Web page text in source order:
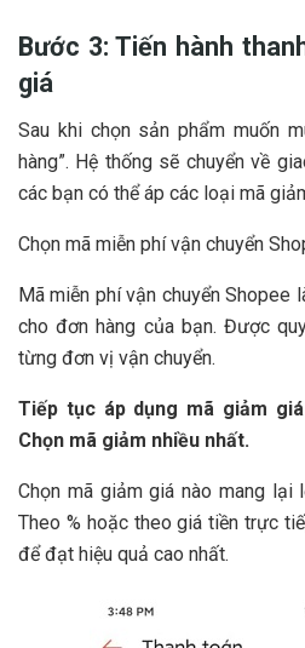
Bước 3: Tiến hành
giá
Sau khi chọn sản phẩm muốn
hàng”. Hệ thống sẽ chuyển về
các bạn có thể áp các loại mã
Chọn mã miễn phí vận chuyển
Mã miễn phí vận chuyển Shopee
cho đơn hàng của bạn. Được
từng đơn vị vận chuyển.
Tiếp tục áp dụng mã giảm
Chọn mã giảm nhiều nhất.
Chọn mã giảm giá nào mang lại
Theo % hoặc theo giá tiền trực
để đạt hiệu quả cao nhất.